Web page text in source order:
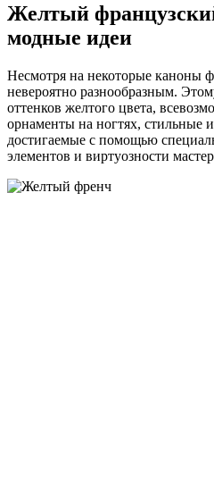
Желтый
модные идеи
Несмотря на некоторые каноны
невероятно разнообразным.
оттенков желтого цвета,
орнаменты на ногтях, стильные
достигаемые с помощью
элементов и виртуозности